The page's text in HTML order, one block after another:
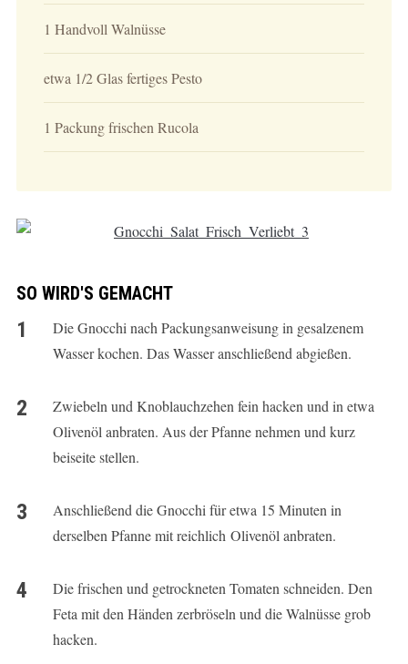
1 Handvoll Walnüsse
etwa 1/2 Glas fertiges Pesto
1 Packung frischen Rucola
SO WIRD'S GEMACHT
Die Gnocchi nach Packungsanweisung in gesalzenem
Wasser kochen. Das Wasser anschließend abgießen.
Zwiebeln und Knoblauchzehen fein hacken und in etwa
Olivenöl anbraten. Aus der Pfanne nehmen und kurz
beiseite stellen.
Anschließend die Gnocchi für etwa 15 Minuten in
derselben Pfanne mit reichlich Olivenöl anbraten.
Die frischen und getrockneten Tomaten schneiden. Den
Feta mit den Händen zerbröseln und die Walnüsse grob
hacken.